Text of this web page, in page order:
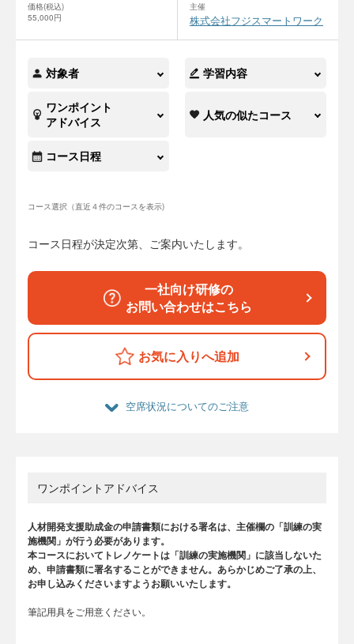
価格(税込)
55,000円
主催
株式会社フジスマートワーク
対象者 学習内容
ワンポイント
アドバイス
人気の似たコース
コース日程
コース選択（直近４件のコースを表示)
コース日程が決定次第、ご案内いたします。
一社向け研修の
お問い合わせはこちら
お気に入りへ追加
空席状況についてのご注意
ワンポイントアドバイス
人材開発支援助成金の申請書類における署名は、主催欄の「訓練の実
施機関」が行う必要があります。
本コースにおいてトレノケートは「訓練の実施機関」に該当しないた
め、申請書類に署名することができません。あらかじめご了承の上、
お申し込みくださいますようお願いいたします。
筆記用具をご用意ください。